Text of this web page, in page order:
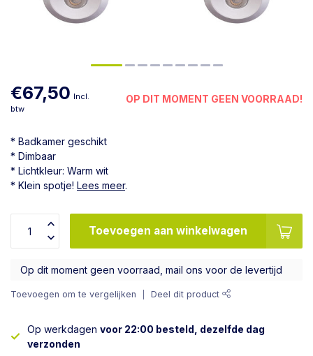
€67,50 Incl.
btw
OP DIT MOMENT GEEN VOORRAAD!
* Badkamer geschikt
* Dimbaar
* Lichtkleur: Warm wit
* Klein spotje! Lees meer.
Toevoegen aan winkelwagen
Op dit moment geen voorraad, mail ons voor de levertijd
Toevoegen om te vergelijken Deel dit product
Op werkdagen voor 22:00 besteld, dezelfde dag
verzonden